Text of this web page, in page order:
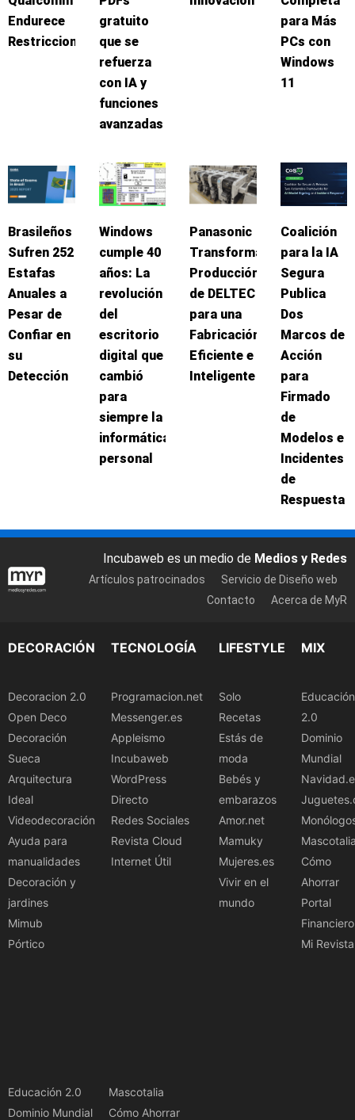
Endurece
Restricciones
gratuito
que se
refuerza
con IA y
funciones
avanzadas
para Más
PCs con
Windows
11
Brasileños
Sufren 252
Estafas
Anuales a
Pesar de
Confiar en
su
Detección
Windows
cumple 40
años: La
revolución
del
escritorio
digital que
cambió
para
siempre la
informática
personal
Panasonic
Transforma
Producción
de DELTEC
para una
Fabricación
Eficiente e
Inteligente
Coalición
para la IA
Segura
Publica
Dos
Marcos de
Acción
para
Firmado
de
Modelos e
Incidentes
de
Respuesta
Incubaweb es un medio de Medios y Redes
Artículos patrocinados
Servicio de Diseño web
Contacto
Acerca de MyR
DECORACIÓN
Decoracion 2.0
Open Deco
Decoración
Sueca
Arquitectura
Ideal
Videodecoración
Ayuda para
manualidades
Decoración y
jardines
Mimub
Pórtico
TECNOLOGÍA
Programacion.net
Messenger.es
Appleismo
Incubaweb
WordPress
Directo
Redes Sociales
Revista Cloud
Internet Útil
LIFESTYLE
Solo
Recetas
Estás de
moda
Bebés y
embarazos
Amor.net
Mamuky
Mujeres.es
Vivir en el
mundo
MIX
Educación
2.0
Dominio
Mundial
Cómo
Ahorrar
Portal
Financiero
Mi Revista
Educación 2.0
Dominio Mundial
Mascotalia
Cómo Ahorrar